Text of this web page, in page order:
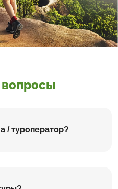
/ туроператор?